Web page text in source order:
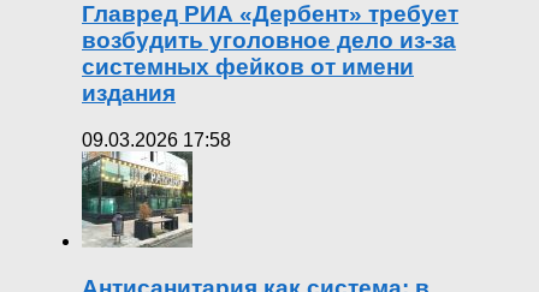
Главред РИА «Дербент» требует
возбудить уголовное дело из-за
системных фейков от имени
издания
09.03.2026 17:58